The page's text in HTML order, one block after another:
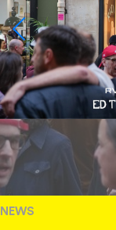
NEWS